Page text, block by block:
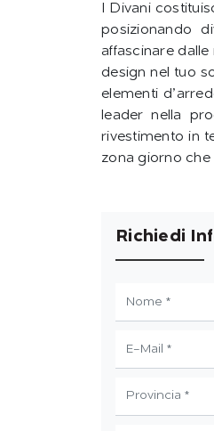
I Divani
posizionando
affascinare
design nel tuo
elementi
leader nella
rivestimento in
zona giorno che
Richiedi